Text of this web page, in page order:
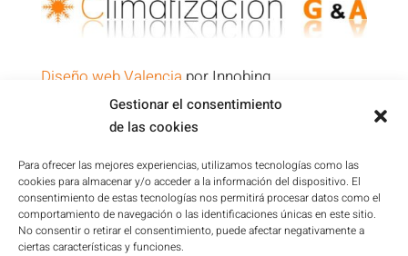
Gestionar el consentimiento
de las cookies
Para ofrecer las mejores experiencias, utilizamos tecnologías como las
cookies para almacenar y/o acceder a la información del dispositivo. El
consentimiento de estas tecnologías nos permitirá procesar datos como el
comportamiento de navegación o las identificaciones únicas en este sitio.
No consentir o retirar el consentimiento, puede afectar negativamente a
ciertas características y funciones.
Diseño web Valencia por Innobing
Aviso Legal
Condiciones de la Plataforma
Política de cookies